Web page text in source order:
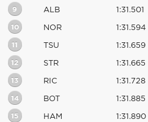
9 ALB 1:31.501
10 NOR 1:31.594
11 TSU 1:31.659
12 STR 1:31.665
13 RIC 1:31.728
14 BOT 1:31.885
15 HAM 1:31.890